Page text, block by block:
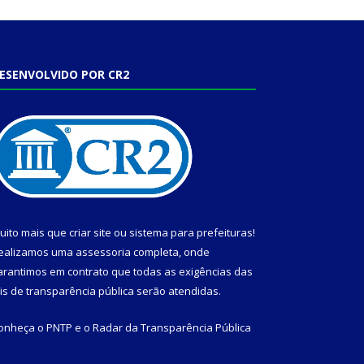
POR CR2
mais que criar site ou sistema para prefeituras!
uma assessoria completa, onde
em contrato que todas as exigências das
de transparência pública serão atendidas.
o PNTP e o Radar da Transparência Pública